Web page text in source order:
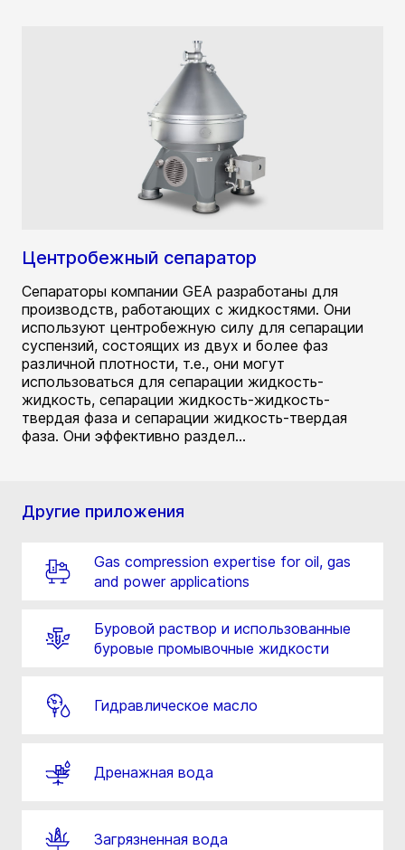
Центробежный сепаратор
Сепараторы компании GEA разработаны для
производств, работающих с жидкостями. Они
используют центробежную силу для сепарации
суспензий, состоящих из двух и более фаз
различной плотности, т.е., они могут
использоваться для сепарации жидкость-
жидкость, сепарации жидкость-жидкость-
твердая фаза и сепарации жидкость-твердая
фаза. Они эффективно раздел...
Другие приложения
Gas compression expertise for oil, gas
and power applications
Буровой раствор и использованные
буровые промывочные жидкости
Гидравлическое масло
Дренажная вода
Загрязненная вода